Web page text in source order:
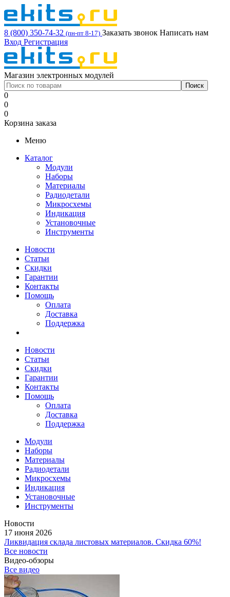
8 (800) 350-74-32 (пн-пт 8-17) Заказать звонок Написать нам
Вход Регистрация
Магазин электронных модулей
0
0
0
Корзина заказа
Меню
Каталог
Модули
Наборы
Материалы
Радиодетали
Микросхемы
Индикация
Установочные
Инструменты
Новости
Статьи
Скидки
Гарантии
Контакты
Помощь
Оплата
Доставка
Поддержка
Новости
Статьи
Скидки
Гарантии
Контакты
Помощь
Оплата
Доставка
Поддержка
Модули
Наборы
Материалы
Радиодетали
Микросхемы
Индикация
Установочные
Инструменты
Новости
17 июня 2026
Ликвидация склада листовых материалов. Скидка 60%!
Все новости
Видео-обзоры
Все видео